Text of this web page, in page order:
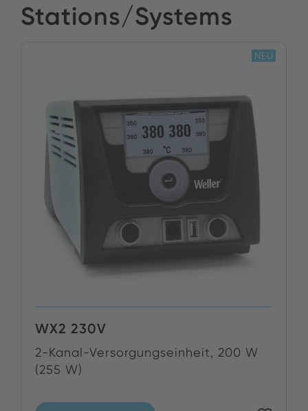
Stations/Systems
WX2 230V
2-Kanal-Versorgungseinheit, 200 W
(255 W)
NEU